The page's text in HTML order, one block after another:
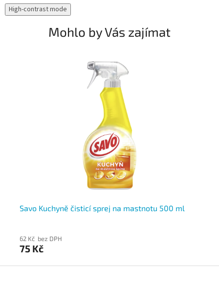
High-contrast mode
Mohlo by Vás zajímat
Savo Kuchyně čisticí sprej na mastnotu 500 ml
62 Kč bez DPH
75 Kč